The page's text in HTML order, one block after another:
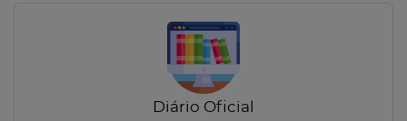
Diário Oficial